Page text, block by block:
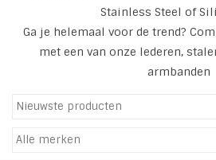
Ohlala Jewels
INSPIRATIE
Stainless Steel of
Ga je helemaal voor de trend?
met een van onze lederen,
armbanden